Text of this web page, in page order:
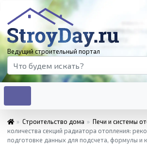
Ведущий строительный портал
» Строительство дома » Печи и системы
количества секций радиатора отопления:
подготовке данных для подсчета, формулы и